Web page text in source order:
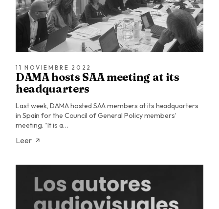
11 NOVIEMBRE 2022
DAMA hosts SAA meeting at its
headquarters
Last week, DAMA hosted SAA members at its headquarters
in Spain for the Council of General Policy members’
meeting. “It is a…
Leer